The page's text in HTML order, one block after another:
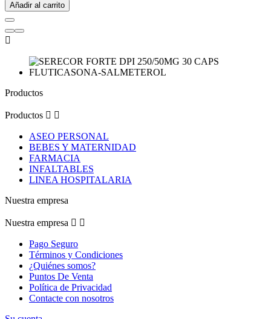
Añadir al carrito

Productos
Productos  
ASEO PERSONAL
BEBES Y MATERNIDAD
FARMACIA
INFALTABLES
LINEA HOSPITALARIA
Nuestra empresa
Nuestra empresa  
Pago Seguro
Términos y Condiciones
¿Quiénes somos?
Puntos De Venta
Política de Privacidad
Contacte con nosotros